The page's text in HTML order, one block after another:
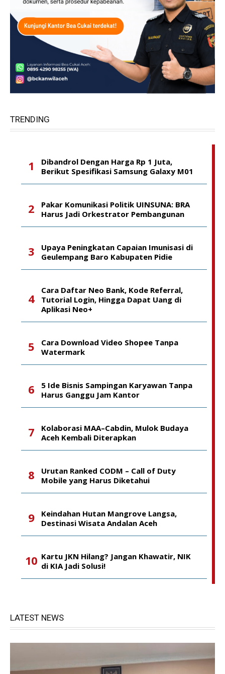
TRENDING
Dibandrol Dengan Harga Rp 1 Juta,
Berikut Spesifikasi Samsung Galaxy M01
Pakar Komunikasi Politik UINSUNA: BRA
Harus Jadi Orkestrator Pembangunan
Upaya Peningkatan Capaian Imunisasi di
Geulempang Baro Kabupaten Pidie
Cara Daftar Neo Bank, Kode Referral,
Tutorial Login, Hingga Dapat Uang di
Aplikasi Neo+
Cara Download Video Shopee Tanpa
Watermark
5 Ide Bisnis Sampingan Karyawan Tanpa
Harus Ganggu Jam Kantor
Kolaborasi MAA–Cabdin, Mulok Budaya
Aceh Kembali Diterapkan
Urutan Ranked CODM – Call of Duty
Mobile yang Harus Diketahui
Keindahan Hutan Mangrove Langsa,
Destinasi Wisata Andalan Aceh
Kartu JKN Hilang? Jangan Khawatir, NIK
di KIA Jadi Solusi!
LATEST NEWS